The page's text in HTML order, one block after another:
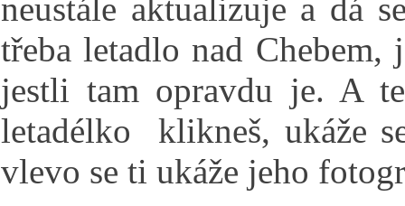
neustále aktualizuje a dá
třeba letadlo nad
jestli tam opravdu je. A
letadélko klikneš, ukáže
vlevo se ti ukáže jeho